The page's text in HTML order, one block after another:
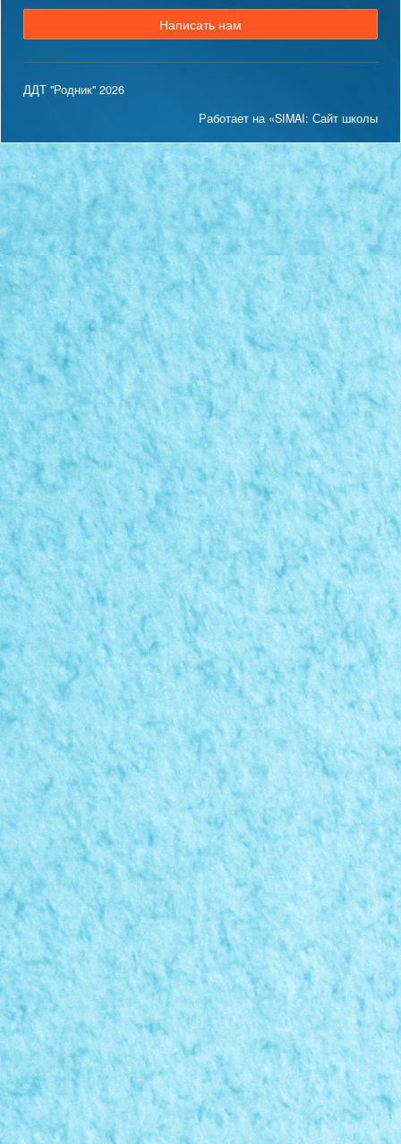
Написать нам
ДДТ "Родник" 2026
Работает на «SIMAI: Сайт школы